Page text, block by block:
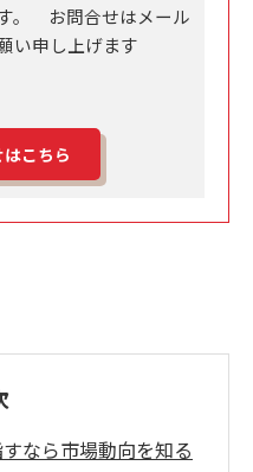
。 お問合せはメール
い申し上げます
こちら
なら市場動向を知る